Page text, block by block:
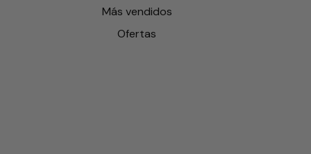
Más vendidos
Ofertas